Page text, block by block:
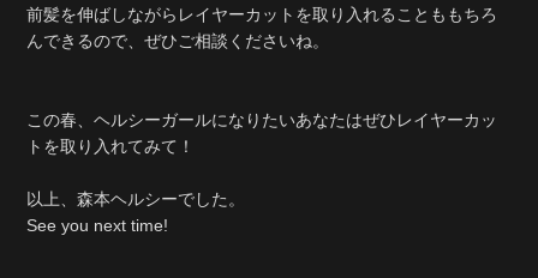
前髪を伸ばしながらレイヤーカットを取り入れることももちろ
んできるので、ぜひご相談くださいね。
この春、ヘルシーガールになりたいあなたはぜひレイヤーカッ
トを取り入れてみて！
以上、森本ヘルシーでした。
See you next time!